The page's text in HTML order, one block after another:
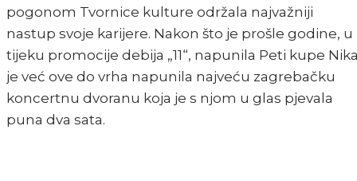
pogonom Tvornice kulture održala najvažniji
nastup svoje karijere. Nakon što je prošle godine, u
tijeku promocije debija „11“, napunila Peti kupe
je već ove do vrha napunila najveću zagrebačku
koncertnu dvoranu koja je s njom u glas pjevala
puna dva sata.